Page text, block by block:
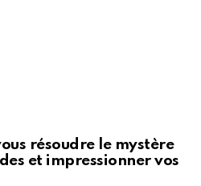
résoudre le mystère
et impressionner vos